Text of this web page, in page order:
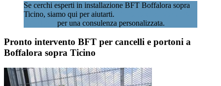
Se cerchi esperti in installazione BFT Boffalora sopra
Ticino, siamo qui per aiutarti.
per una consulenza personalizzata.
Pronto intervento BFT per cancelli e portoni a
Boffalora sopra Ticino